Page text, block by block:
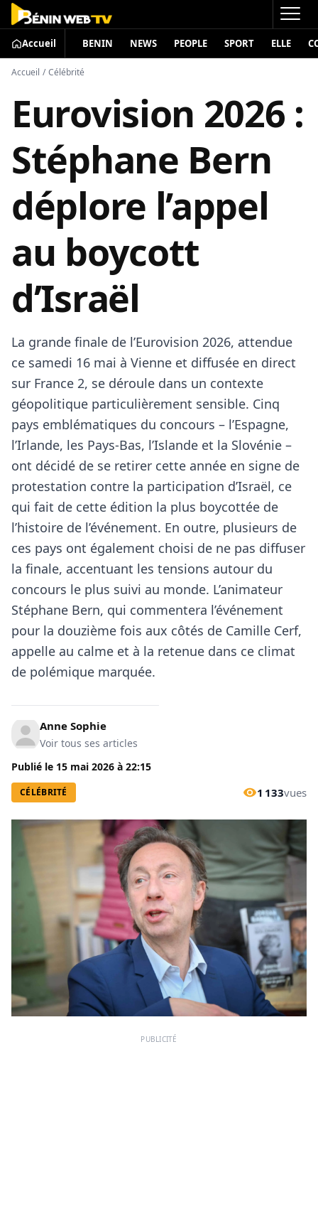
Accueil BENIN NEWS PEOPLE SPORT ELLE
Accueil / Célébrité
Eurovision 2026 :
Stéphane Bern
déplore l’appel
au boycott
d’Israël
La grande finale de l’Eurovision 2026, attendue
ce samedi 16 mai à Vienne et diffusée en direct
sur France 2, se déroule dans un contexte
géopolitique particulièrement sensible. Cinq
pays emblématiques du concours – l’Espagne,
l’Irlande, les Pays-Bas, l’Islande et la Slovénie –
ont décidé de se retirer cette année en signe de
protestation contre la participation d’Israël, ce
qui fait de cette édition la plus boycottée de
l’histoire de l’événement. En outre, plusieurs de
ces pays ont également choisi de ne pas diffuser
la finale, accentuant les tensions autour du
concours le plus suivi au monde. L’animateur
Stéphane Bern, qui commentera l’événement
pour la douzième fois aux côtés de Camille Cerf,
appelle au calme et à la retenue dans ce climat
de polémique marquée.
Anne Sophie
Voir tous ses articles
Publié le 15 mai 2026 à 22:15
CÉLÉBRITÉ 1 133vues
PUBLICITÉ